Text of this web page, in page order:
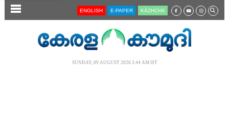
SECTIONS ENGLISH E-PAPER KĀZHCHA
SUNDAY, 09 AUGUST 2026 3.44 AM IST